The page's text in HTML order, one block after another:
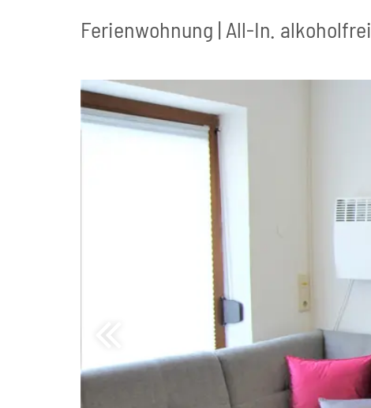
Ferienwohnung | All-In. alkoholfrei